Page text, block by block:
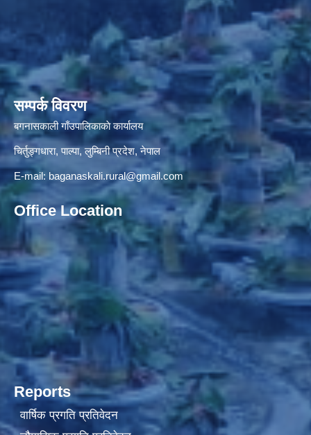
सम्पर्क विवरण
बगनासकाली गाँउपालिकाकाे कार्यालय
चिर्तुङ्गधारा, पाल्पा, लुम्बिनी प्रदेश, नेपाल
E-mail: baganaskali.rural@gmail.com
Office Location
Reports
वार्षिक प्रगति प्रतिवेदन